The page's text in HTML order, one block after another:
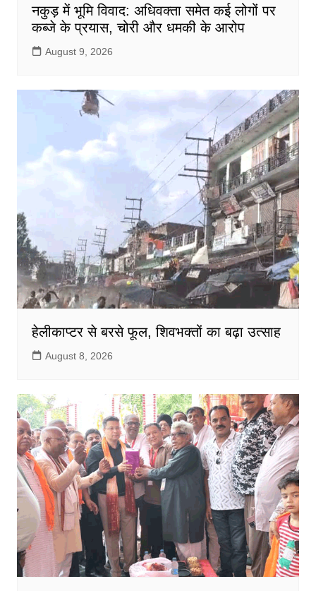
नकुड़ में भूमि विवाद: अधिवक्ता समेत कई लोगों पर
कब्जे के प्रयास, चोरी और धमकी के आरोप
August 9, 2026
हेलीकाप्टर से बरसे फूल, शिवभक्तों का बढ़ा उत्साह
August 8, 2026